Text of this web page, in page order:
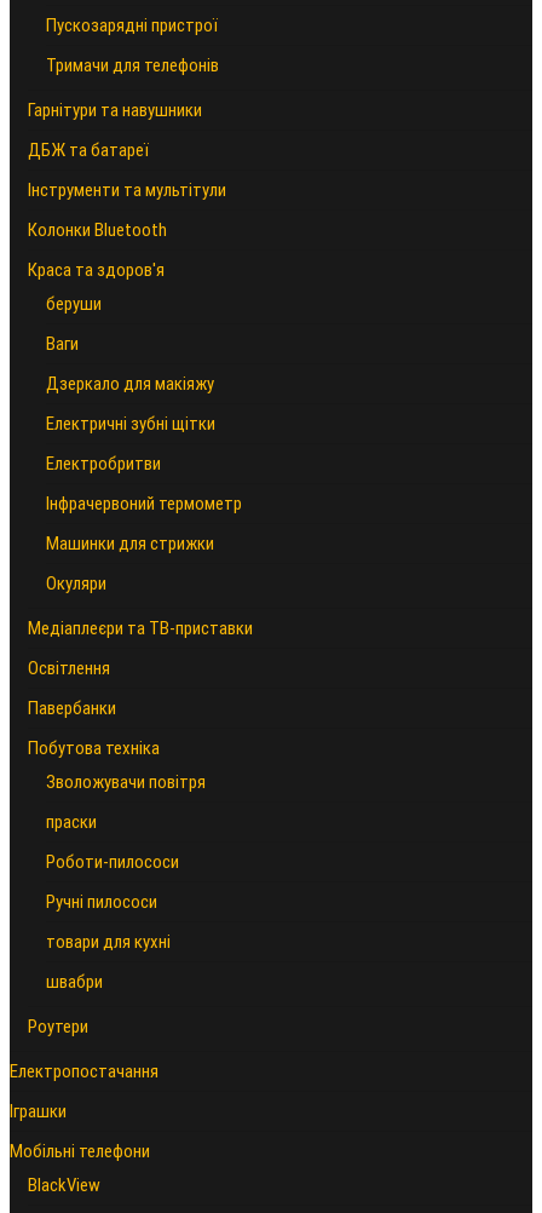
Пускозарядні пристрої
Тримачи для телефонів
Гарнітури та навушники
ДБЖ та батареї
Інструменти та мультітули
Колонки Bluetooth
Краса та здоров'я
беруши
Ваги
Дзеркало для макіяжу
Електричні зубні щітки
Електробритви
Інфрачервоний термометр
Машинки для стрижки
Окуляри
Медіаплеєри та ТВ-приставки
Освітлення
Павербанки
Побутова техніка
Зволожувачи повітря
праски
Роботи-пилососи
Ручні пилососи
товари для кухні
швабри
Роутери
Електропостачання
Іграшки
Мобільні телефони
BlackView